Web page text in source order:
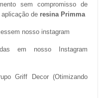
sem compromisso de
de resina Primma
nosso instagram
em nosso Instagram
Griff Decor (Otimizando